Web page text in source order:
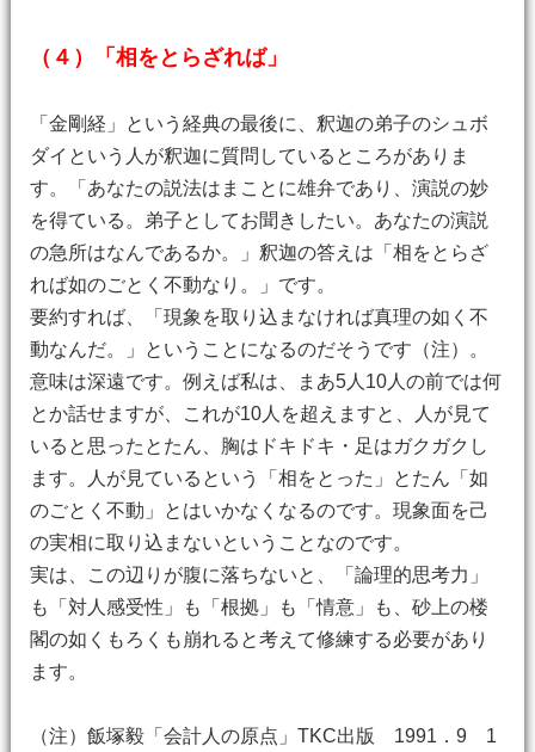
（４）「相をとらざれば」
「金剛経」という経典の最後に、釈迦の弟子のシュボ
ダイという人が釈迦に質問しているところがありま
す。「あなたの説法はまことに雄弁であり、演説の妙
を得ている。弟子としてお聞きしたい。あなたの演説
の急所はなんであるか。」釈迦の答えは「相をとらざ
れば如のごとく不動なり。」です。
要約すれば、「現象を取り込まなければ真理の如く不
動なんだ。」ということになるのだそうです（注）。
意味は深遠です。例えば私は、まあ5人10人の前では何
とか話せますが、これが10人を超えますと、人が見て
いると思ったとたん、胸はドキドキ・足はガクガクし
ます。人が見ているという「相をとった」とたん「如
のごとく不動」とはいかなくなるのです。現象面を己
の実相に取り込まないということなのです。
実は、この辺りが腹に落ちないと、「論理的思考力」
も「対人感受性」も「根拠」も「情意」も、砂上の楼
閣の如くもろくも崩れると考えて修練する必要があり
ます。
（注）飯塚毅「会計人の原点」TKC出版 1991．9 1